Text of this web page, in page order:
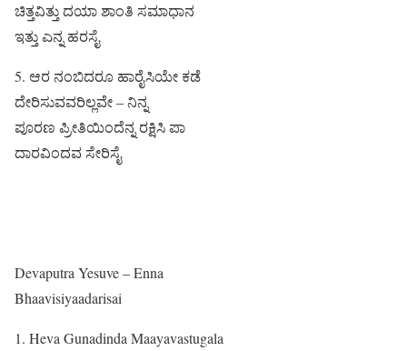
ಚಿತ್ತವಿತ್ತು ದಯಾ ಶಾಂತಿ ಸಮಾಧಾನ
ಇತ್ತು ಎನ್ನ ಹರಸೈ
5. ಆರ ನಂಬಿದರೂ ಹಾರೈಸಿಯೇ ಕಡೆ
ದೇರಿಸುವವರಿಲ್ಲವೇ – ನಿನ್ನ
ಪೂರಣ ಪ್ರೀತಿಯಿಂದೆನ್ನ ರಕ್ಷಿಸಿ ಪಾ
ದಾರವಿಂದವ ಸೇರಿಸೈ
Devaputra Yesuve – Enna
Bhaavisiyaadarisai
1. Heva Gunadinda Maayavastugala